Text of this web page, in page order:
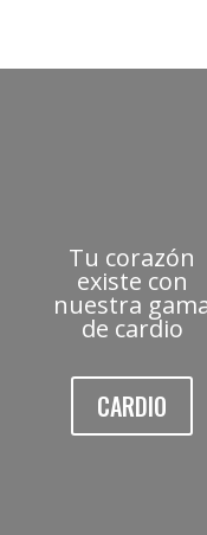
Tu corazón
existe con
nuestra
de cardio
CARDIO